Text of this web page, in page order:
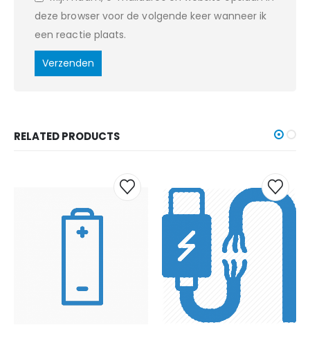
deze browser voor de volgende keer wanneer ik
een reactie plaats.
RELATED PRODUCTS